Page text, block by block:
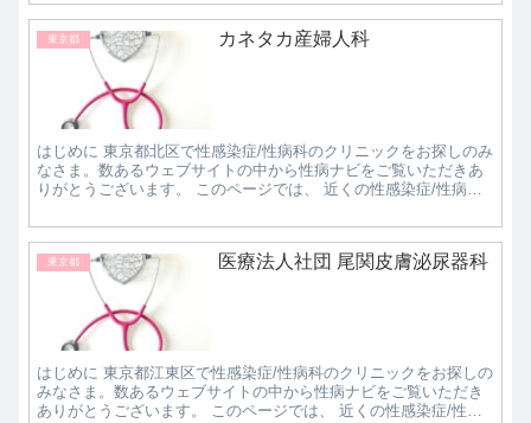
東京都 カネタカ産婦人科
はじめに 東京都北区で性感染症/性病科のクリニックをお探しのみ
なさま。数あるウェブサイトの中から性病ナビをご覧いただきあ
りがとうございます。 このページでは、 近くの性感染症/性病科
東京都 医療法人社団 尾関皮膚泌尿器科
はじめに 東京都江東区で性感染症/性病科のクリニックをお探しの
みなさま。数あるウェブサイトの中から性病ナビをご覧いただき
ありがとうございます。 このページでは、 近くの性感染症/性病